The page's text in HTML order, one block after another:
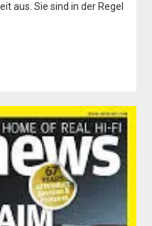
aus. Sie sind in der Regel